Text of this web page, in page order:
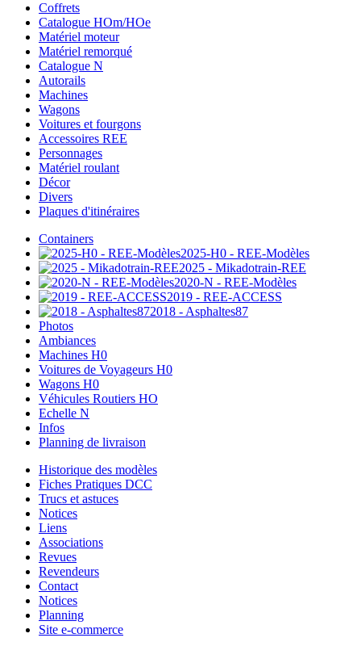
Coffrets
Catalogue HOm/HOe
Matériel moteur
Matériel remorqué
Catalogue N
Autorails
Machines
Wagons
Voitures et fourgons
Accessoires REE
Personnages
Matériel roulant
Décor
Divers
Plaques d'itinéraires
Containers
2025-H0 - REE-Modèles
2025 - Mikadotrain-REE
2020-N - REE-Modèles
2019 - REE-ACCESS
2018 - Asphaltes87
Photos
Ambiances
Machines H0
Voitures de Voyageurs H0
Wagons H0
Véhicules Routiers HO
Echelle N
Infos
Planning de livraison
Historique des modèles
Fiches Pratiques DCC
Trucs et astuces
Notices
Liens
Associations
Revues
Revendeurs
Contact
Notices
Planning
Site e-commerce